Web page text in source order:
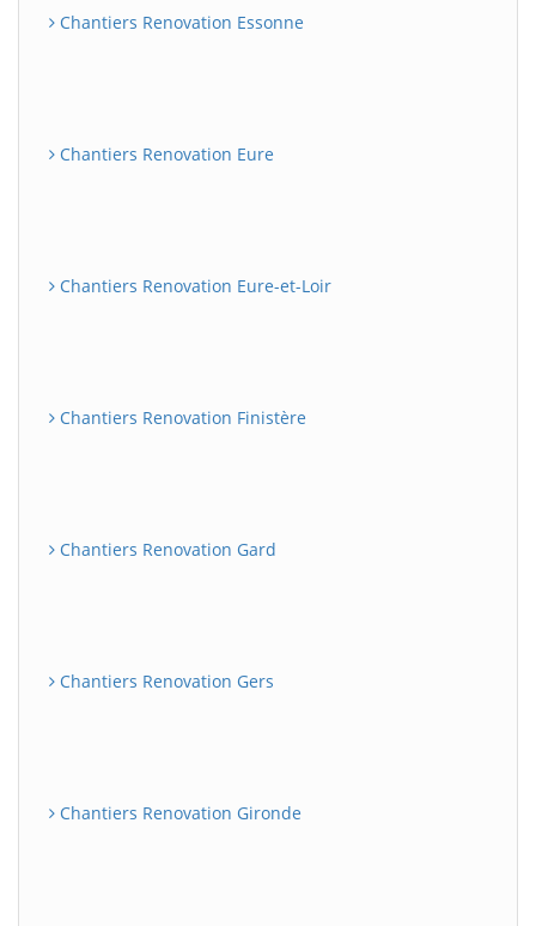
Chantiers Renovation Essonne
Chantiers Renovation Eure
Chantiers Renovation Eure-et-Loir
Chantiers Renovation Finistère
Chantiers Renovation Gard
Chantiers Renovation Gers
Chantiers Renovation Gironde